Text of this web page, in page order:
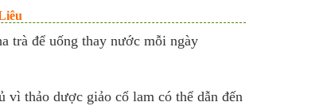
trà để uống thay nước mỗi ngày
thảo dược giảo cổ lam có thể dẫn đến